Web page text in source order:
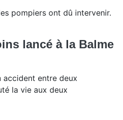
pompiers ont dû intervenir.
lancé à la Balme
accident entre deux
la vie aux deux